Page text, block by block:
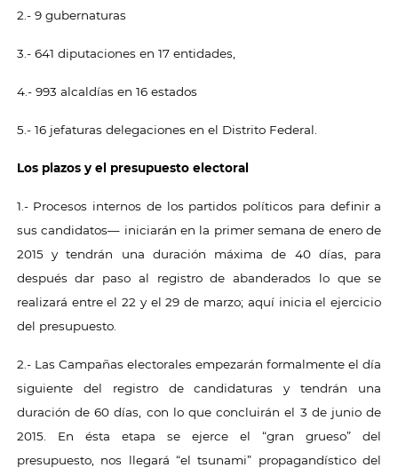
2.- 9 gubernaturas
3.- 641 diputaciones en 17 entidades,
4.- 993 alcaldías en 16 estados
5.- 16 jefaturas delegaciones en el Distrito Federal.
Los plazos y el presupuesto electoral
1.- Procesos internos de los partidos políticos para definir a
sus candidatos— iniciarán en la primer semana de enero de
2015 y tendrán una duración máxima de 40 días, para
después dar paso al registro de abanderados lo que se
realizará entre el 22 y el 29 de marzo; aquí inicia el ejercicio
del presupuesto.
2.- Las Campañas electorales empezarán formalmente el día
siguiente del registro de candidaturas y tendrán una
duración de 60 días, con lo que concluirán el 3 de junio de
2015. En ésta etapa se ejerce el “gran grueso” del
presupuesto, nos llegará “el tsunami” propagandístico del